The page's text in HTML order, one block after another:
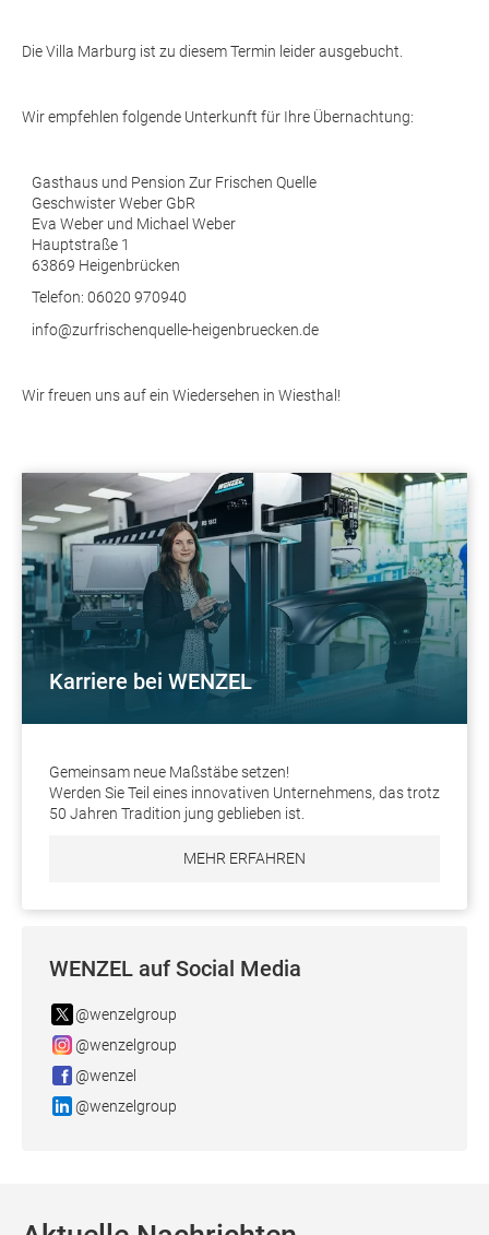
Die Villa Marburg ist zu diesem Termin leider ausgebucht.
Wir empfehlen folgende Unterkunft für Ihre Übernachtung:
Gasthaus und Pension Zur Frischen Quelle
Geschwister Weber GbR
Eva Weber und Michael Weber
Hauptstraße 1
63869 Heigenbrücken
Telefon: 06020 970940
info@zurfrischenquelle-heigenbruecken.de
Wir freuen uns auf ein Wiedersehen in Wiesthal!
Karriere bei WENZEL
Gemeinsam neue Maßstäbe setzen!
Werden Sie Teil eines innovativen Unternehmens, das trotz
50 Jahren Tradition jung geblieben ist.
MEHR ERFAHREN
WENZEL auf Social Media
@wenzelgroup
@wenzelgroup
@wenzel
@wenzelgroup